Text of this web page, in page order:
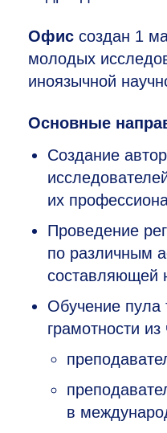
Офис создан 1
молодых
иноязычной
Основные
Создание
их
Проведение
по различным
составляющей
Обучение пула
грамотности из
в